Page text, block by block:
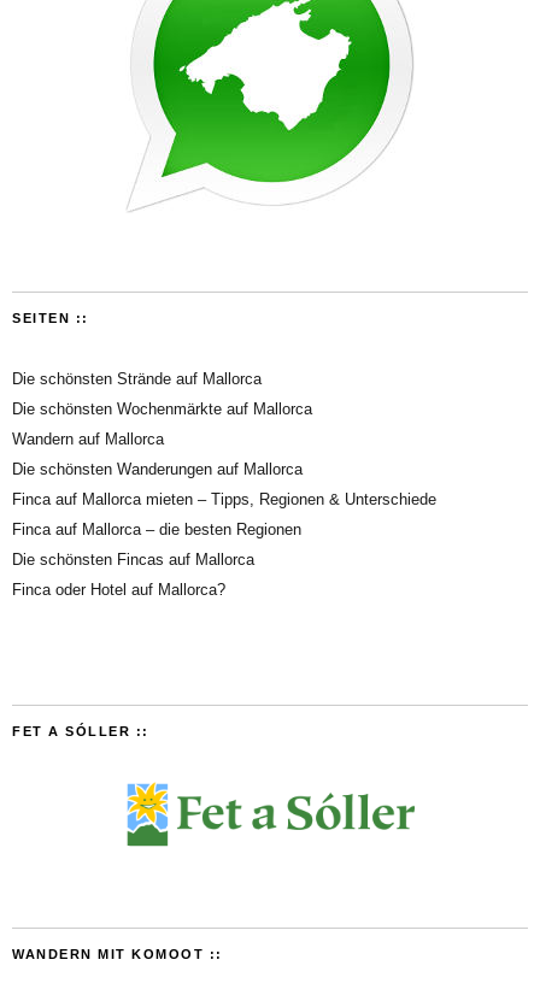
SEITEN ::
Die schönsten Strände auf Mallorca
Die schönsten Wochenmärkte auf Mallorca
Wandern auf Mallorca
Die schönsten Wanderungen auf Mallorca
Finca auf Mallorca mieten – Tipps, Regionen & Unterschiede
Finca auf Mallorca – die besten Regionen
Die schönsten Fincas auf Mallorca
Finca oder Hotel auf Mallorca?
FET A SÓLLER ::
WANDERN MIT KOMOOT ::